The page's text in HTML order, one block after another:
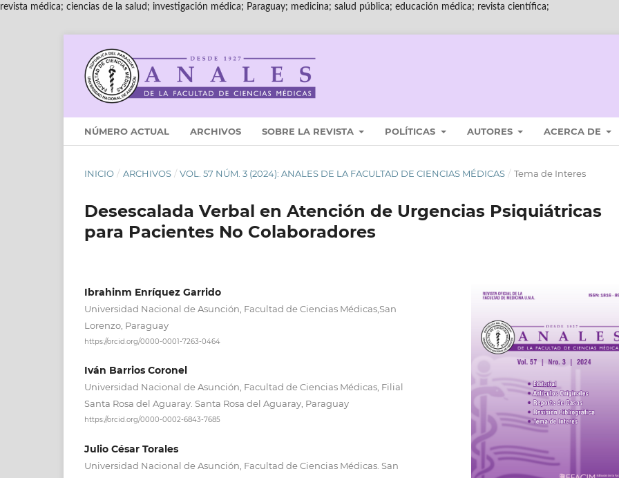
revista médica; ciencias de la salud; investigación médica; Paraguay; medicina; salud pública; educación médica; revista científica;
NÚMERO ACTUAL ARCHIVOS SOBRE LA REVISTA POLÍTICAS AUTORES ACERCA DE
INICIO / ARCHIVOS / VOL. 57 NÚM. 3 (2024): ANALES DE LA FACULTAD DE CIENCIAS MÉDICAS / Tema de Interes
Desescalada Verbal en Atención de Urgencias Psiquiátricas
para Pacientes No Colaboradores
Ibrahinm Enríquez Garrido
Universidad Nacional de Asunción, Facultad de Ciencias Médicas,San
Lorenzo, Paraguay
https://orcid.org/0000-0001-7263-0464
Iván Barrios Coronel
Universidad Nacional de Asunción, Facultad de Ciencias Médicas, Filial
Santa Rosa del Aguaray. Santa Rosa del Aguaray, Paraguay
https://orcid.org/0000-0002-6843-7685
Julio César Torales
Universidad Nacional de Asunción, Facultad de Ciencias Médicas. San